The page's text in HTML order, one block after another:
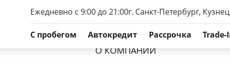
Ежедневно с 9:00 до 21:00г. Санкт-Петербург,
C пробегом Автокредит Рассрочка Trade-
О КОМПАНИИ